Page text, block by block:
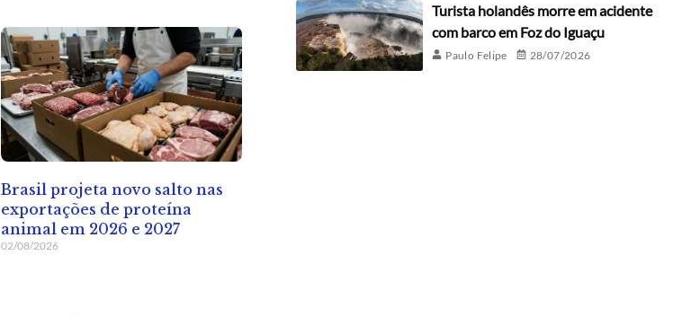
Brasil projeta novo salto nas
exportações de proteína
animal em 2026 e 2027
02/08/2026
Turista holandês morre em acidente
com barco em Foz do Iguaçu
Paulo Felipe 28/07/2026